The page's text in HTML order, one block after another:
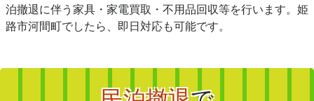
泊撤退に伴う家具・家電買取・不用品回収等を行います。姫
路市河間町でしたら、即日対応も可能です。